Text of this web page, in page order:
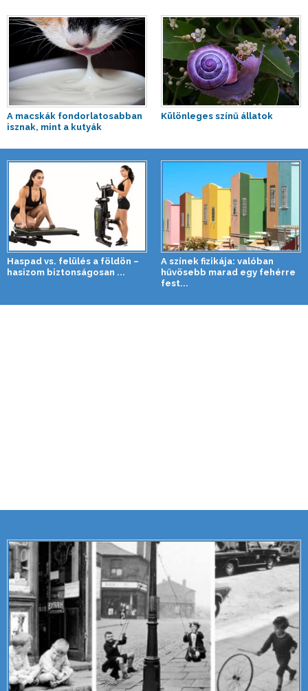
A macskák fondorlatosabban
isznak, mint a kutyák
Különleges színű állatok
Haspad vs. felülés a földön –
hasizom biztonságosan ...
A színek fizikája: valóban
hűvösebb marad egy fehérre
fest...